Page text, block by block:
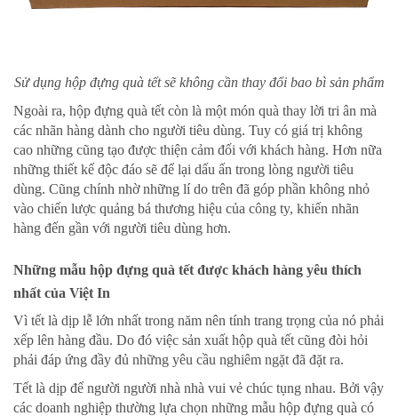
Sử dụng hộp đựng quà tết sẽ không cần thay đổi bao bì sản phẩm
Ngoài ra, hộp đựng quà tết còn là một món quà thay lời tri ân mà
các nhãn hàng dành cho người tiêu dùng. Tuy có giá trị không
cao những cũng tạo được thiện cảm đối với khách hàng. Hơn nữa
những thiết kế độc đáo sẽ để lại dấu ấn trong lòng người tiêu
dùng. Cũng chính nhờ những lí do trên đã góp phần không nhỏ
vào chiến lược quảng bá thương hiệu của công ty, khiến nhãn
hàng đến gần với người tiêu dùng hơn.
Những mẫu hộp đựng quà tết được khách hàng yêu thích
nhất của Việt In
Vì tết là dịp lễ lớn nhất trong năm nên tính trang trọng của nó phải
xếp lên hàng đầu. Do đó việc sản xuất hộp quà tết cũng đòi hỏi
phải đáp ứng đầy đủ những yêu cầu nghiêm ngặt đã đặt ra.
Tết là dịp để người người nhà nhà vui vẻ chúc tụng nhau. Bởi vậy
các doanh nghiệp thường lựa chọn những mẫu hộp đựng quà có